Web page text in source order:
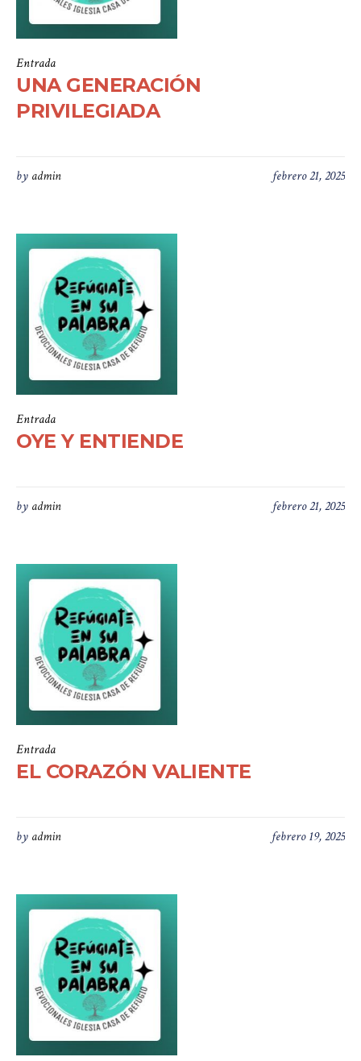
Entrada
UNA GENERACIÓN
PRIVILEGIADA
febrero 21, 2025
by admin
Entrada
OYE Y ENTIENDE
febrero 21, 2025
by admin
Entrada
EL CORAZÓN VALIENTE
febrero 19, 2025
by admin